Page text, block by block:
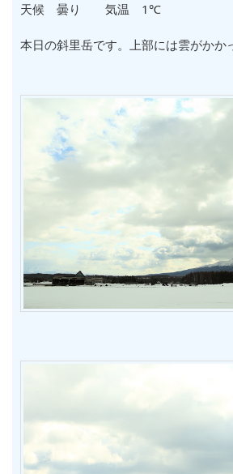
天候 曇り 気温 1℃
本日の斜里岳です。上部には雲がかか